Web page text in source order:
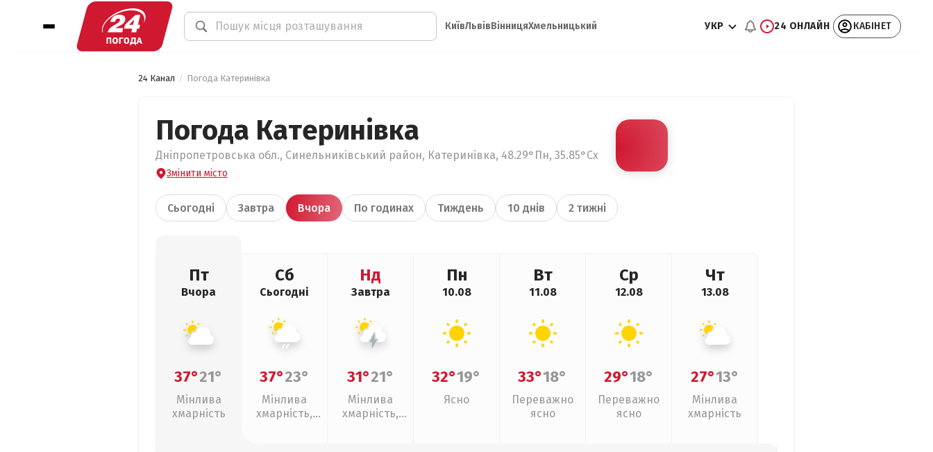
КиївЛьвівВінницяХмельницький УКР 24 ОНЛАЙН КАБІНЕТ
24 Канал Погода Катеринівка
Погода Катеринівка
Дніпропетровська обл., Синельниківський район, Катеринівка, 48.29°Пн, 35.85°Сх
Змінити місто
Сьогодні Завтра Вчора По годинах Тиждень 10 днів 2 тижні
Пт
Вчора
37°21°
Мінлива
хмарність
Сб
Сьогодні
37°23°
Мінлива
хмарність,
Нд
Завтра
31°21°
Мінлива
хмарність,
Пн
10.08
32°19°
Ясно
Вт
11.08
33°18°
Переважно
ясно
Ср
12.08
29°18°
Переважно
ясно
Чт
13.08
27°13°
Мінлива
хмарність